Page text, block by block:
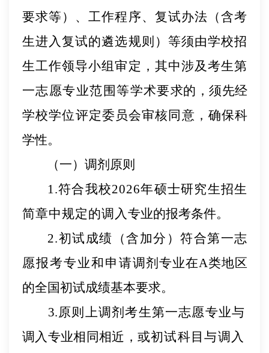
要求等）、工作程 序、 复试办法（含考
生进入复试的遴选规则）等须由学校招
生工作领导小组审定，其中涉及考生第
一志愿专业范围等学术要求的，须先经
学校学位评定委员会审核同意 ，确保科
学性。
（一）调剂原则
1.符合我校2026年硕士研究生招生
简章中规定的调入 专业的报考条件。
2.初试成绩（含加分）符合第一志
愿报考专业和申请调剂专业在A类地区
的全国初试成绩基本要求。
3.原则上调剂考生第一志愿专业与
调入专业相同相近， 或初试科目与调入